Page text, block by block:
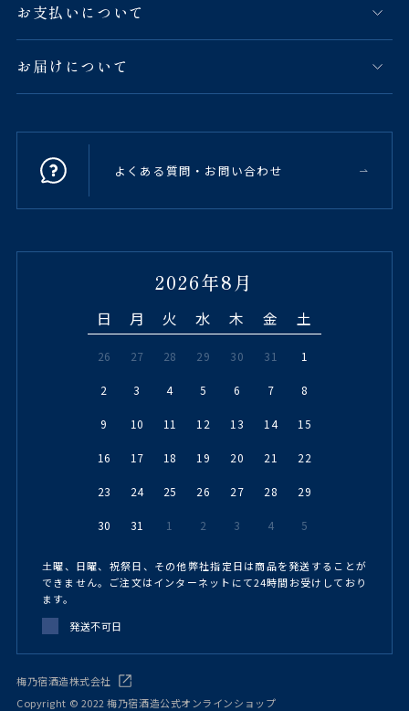
お支払いについて
お届けについて
よくある質問・お問い合わせ
2026年8月
日 月 火 水 木 金 土
26 27 28 29 30 31 1
2 3 4 5 6 7 8
9 10 11 12 13 14 15
16 17 18 19 20 21 22
23 24 25 26 27 28 29
30 31 1 2 3 4 5
土曜、日曜、祝祭日、その他弊社指定日は商品を発送することが
できません。ご注文はインターネットにて24時間お受けしており
ます。
発送不可日
梅乃宿酒造株式会社
Copyright © 2022 梅乃宿酒造公式オンラインショップ